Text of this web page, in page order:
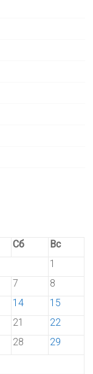
Сб
Вс
1
7
8
14
15
21
22
28
29